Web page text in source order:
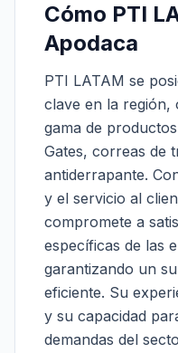
Cómo PTI
Apodaca
PTI LATAM se
clave en la región,
gama de
Gates, correas de
antiderrapante.
y el servicio al
compromete a
específicas de las
garantizando un
eficiente. Su
y su capacidad
demandas del